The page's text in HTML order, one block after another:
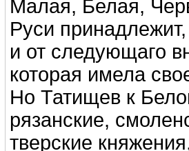
Малая, Белая,
Руси
и от следующаго
которая имела
Но Татищев к
рязанские,
тверские